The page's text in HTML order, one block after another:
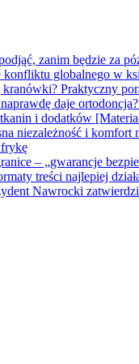
zanim będzie za
globalnego w
kranówki? Praktyczny
daje
i dodatków
niezależność i komfort
– „gwarancje
treści najlepiej
Nawrocki